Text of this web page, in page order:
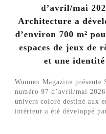
d’avril/mai
Architecture a
d’environ 700 m²
espaces de jeux de
et une
Wunnen Magazine
numéro 97 d’avril/mai
univers coloré destiné aux
intérieur a été développé